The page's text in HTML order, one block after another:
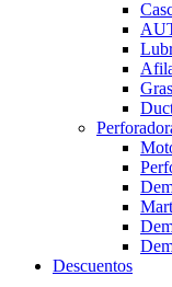
Descuentos